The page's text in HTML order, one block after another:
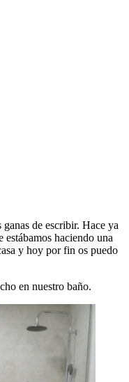
ganas de escribir. Hace ya
estábamos haciendo una
y hoy por fin os puedo
en nuestro baño.